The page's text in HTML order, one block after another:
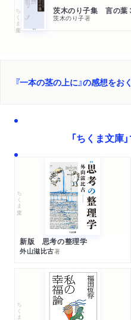
ちくま文庫 茨木のり子集 言の葉
茨木のり子著
『一本の茎の上に』の感想をお
「ちくま文庫
ちくま文庫
新版 思考の整理学
外山滋比古著
ちくま文庫